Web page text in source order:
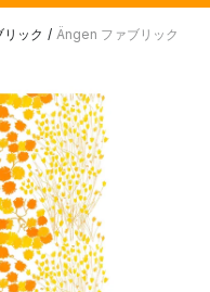
リック / Ängen ファブリック